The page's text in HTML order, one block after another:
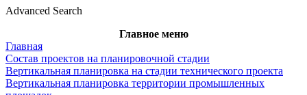
Advanced Search
Главное меню
Главная
Состав проектов на планировочной стадии
Вертикальная планировка на стадии технического проекта
Вертикальная планировка территории промышленных